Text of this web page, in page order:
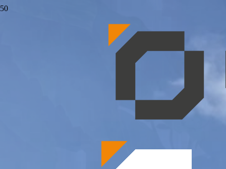
ZOOM SUR APC